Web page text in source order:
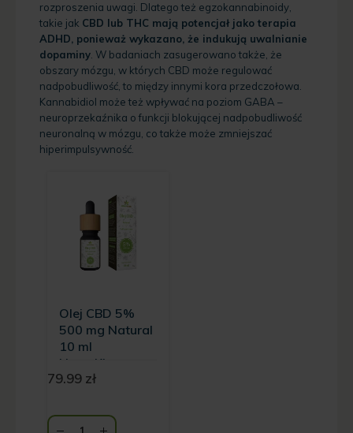
rozproszenia uwagi. Dlatego też egzokannabinoidy,
takie jak CBD lub THC mają potencjał jako terapia
ADHD, ponieważ wykazano, że indukują uwalnianie
dopaminy. W badaniach zasugerowano także, że
obszary mózgu, w których CBD może regulować
nadpobudliwość, to między innymi kora przedczołowa.
Kannabidiol może też wpływać na poziom GABA –
neuroprzekaźnika o funkcji blokującej nadpobudliwość
neuronalną w mózgu, co także może zmniejszać
hiperimpulsywność.
Olej CBD 5%
500 mg Natural
10 ml
HempKing
79.99 zł